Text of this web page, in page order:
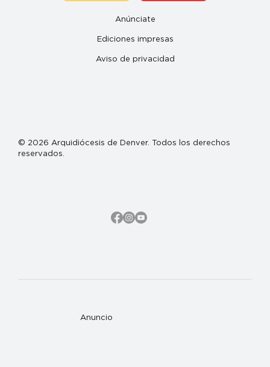
Anuncio
Anúnciate
Ediciones impresas
Aviso de privacidad
© 2026 Arquidiócesis de Denver. Todos los derechos
reservados.